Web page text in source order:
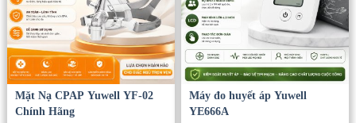
Mặt Nạ CPAP Yuwell YF-02
Chính Hãng
Máy đo huyết áp Yuwell
YE666A